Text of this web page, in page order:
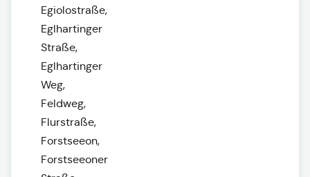
Egiolostraße,
Eglhartinger
Straße,
Eglhartinger
Weg,
Feldweg,
Flurstraße,
Forstseeon,
Forstseeoner